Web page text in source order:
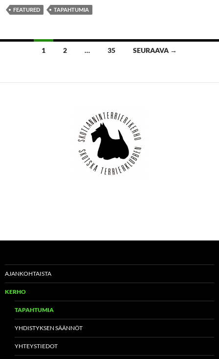
FEATURED TAPAHTUMIA
Artikkelien
1 2 … 35 SEURAAVA →
AJANKOHTAISTA
KERHO
TAPAHTUMIA
YHDISTYKSEN SÄÄNNÖT
YHTEYSTIEDOT